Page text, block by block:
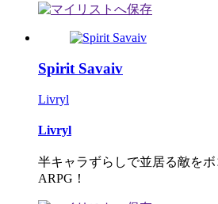
Spirit Savaiv
Livryl
Livryl
半キャラずらしで並居る敵を
ARPG！